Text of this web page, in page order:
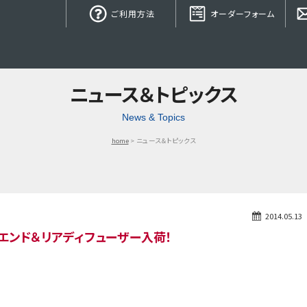
ご利用方法 オーダーフォーム
ニュース＆トピックス
News & Topics
home ニュース＆トピックス
2014.05.13
ド＆リアディフューザー入荷！